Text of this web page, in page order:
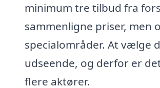
minimum tre tilbud fra
sammenligne priser, men
specialområder. At vælge
udseende, og derfor er
flere aktører.